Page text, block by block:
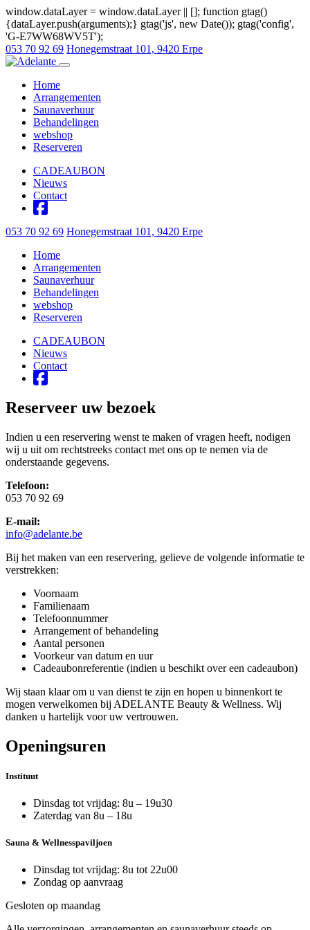
window.dataLayer = window.dataLayer || []; function gtag()
{dataLayer.push(arguments);} gtag('js', new Date()); gtag('config',
'G-E7WW68WV5T');
053 70 92 69 Honegemstraat 101, 9420 Erpe
Open navigatie
Home
Arrangementen
Saunaverhuur
Behandelingen
webshop
Reserveren
CADEAUBON
Nieuws
Contact
053 70 92 69 Honegemstraat 101, 9420 Erpe
Home
Arrangementen
Saunaverhuur
Behandelingen
webshop
Reserveren
CADEAUBON
Nieuws
Contact
Reserveer uw bezoek
Indien u een reservering wenst te maken of vragen heeft, nodigen
wij u uit om rechtstreeks contact met ons op te nemen via de
onderstaande gegevens.
Telefoon:
053 70 92 69
E-mail:
info@adelante.be
Bij het maken van een reservering, gelieve de volgende informatie te
verstrekken:
Voornaam
Familienaam
Telefoonnummer
Arrangement of behandeling
Aantal personen
Voorkeur van datum en uur
Cadeaubonreferentie (indien u beschikt over een cadeaubon)
Wij staan klaar om u van dienst te zijn en hopen u binnenkort te
mogen verwelkomen bij ADELANTE Beauty & Wellness. Wij
danken u hartelijk voor uw vertrouwen.
Openingsuren
Instituut
Dinsdag tot vrijdag: 8u – 19u30
Zaterdag van 8u – 18u
Sauna & Wellnesspaviljoen
Dinsdag tot vrijdag: 8u tot 22u00
Zondag op aanvraag
Gesloten op maandag